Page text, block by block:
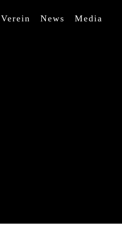
Verein News Media